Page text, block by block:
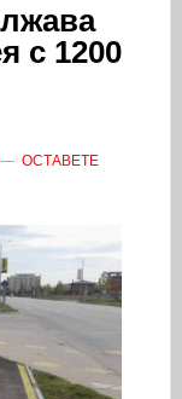
с 1200
ОСТАВЕТЕ